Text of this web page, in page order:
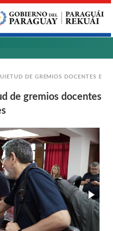
DE GREMIOS DOCENTES E
de gremios docentes